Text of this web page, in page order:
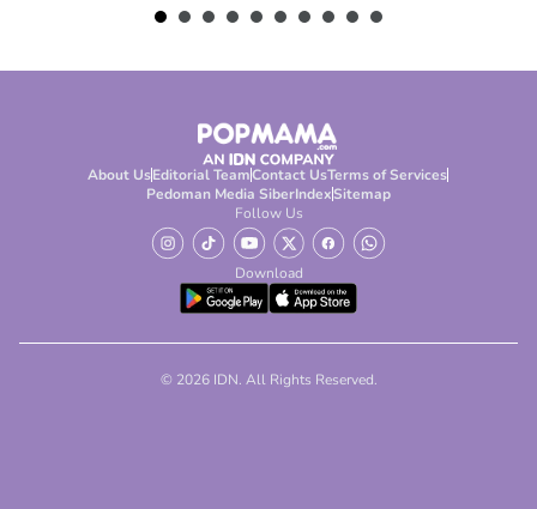
About UsEditorial TeamContact UsTerms of Services
Pedoman Media SiberIndexSitemap
Follow Us
Download
© 2026 IDN. All Rights Reserved.